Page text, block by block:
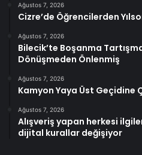
Ağustos 7, 2026
Cizre’de Öğrencilerden
Ağustos 7, 2026
Bilecik’te Boşanma
Dönüşmeden Önlenmiş
Ağustos 7, 2026
Kamyon Yaya Üst Geçidine
Ağustos 7, 2026
Alışveriş yapan herkesi
dijital kurallar değişiyor